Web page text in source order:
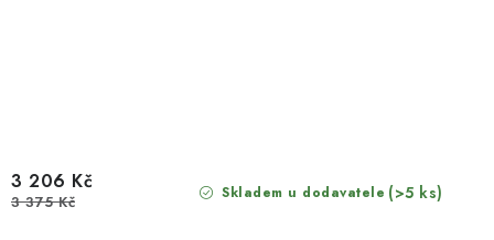
Skladem u dodavatele (>5 ks)
3 206 Kč
3 375 Kč